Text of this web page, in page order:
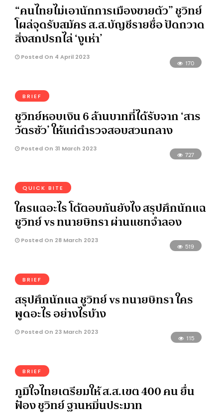
“คนไทยไม่เอานักการเมืองขายตัว” ชูวิทย์
โผล่จุดรับสมัคร ส.ส.บัญชีรายชื่อ ปัดกวาด
สิ่งสกปรกไล่ ‘งูเห่า’
Posted On 4 April 2023
170
BRIEF
ชูวิทย์หอบเงิน 6 ล้านบาทที่ได้รับจาก ‘สาร
วัตรซัว’ ให้แก่ตำรวจสอบสวนกลาง
Posted On 31 March 2023
727
QUICK BITE
ใครแฉอะไร โต้ตอบกันยังไง สรุปศึกนักแฉ
ชูวิทย์ vs ทนายษิทรา ผ่านแชทจำลอง
Posted On 28 March 2023
519
BRIEF
สรุปศึกนักแฉ ชูวิทย์ vs ทนายษิทรา ใคร
พูดอะไร อย่างไรบ้าง
Posted On 23 March 2023
115
BRIEF
ภูมิใจไทยเตรียมให้ ส.ส.เขต 400 คน ยื่น
ฟ้อง ชูวิทย์ ฐานหมิ่นประมาท